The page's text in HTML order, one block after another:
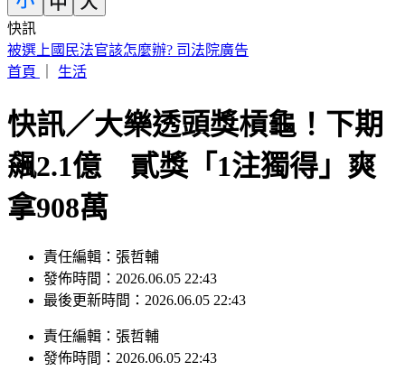
快訊
傅子純「穿病人服回家」生前暖舉惹鼻酸 愛妻心碎：我想你
了
快訊／大樂透頭獎槓龜！下期
飆2.1億 貳獎「1注獨得」爽
拿908萬
責任編輯：張哲輔
發佈時間：2026.06.05 22:43
責任編輯 ： 張哲輔